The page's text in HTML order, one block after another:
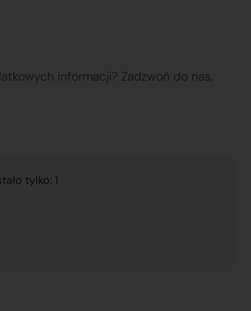
informacji? Zadzwoń do nas,
tylko: 1